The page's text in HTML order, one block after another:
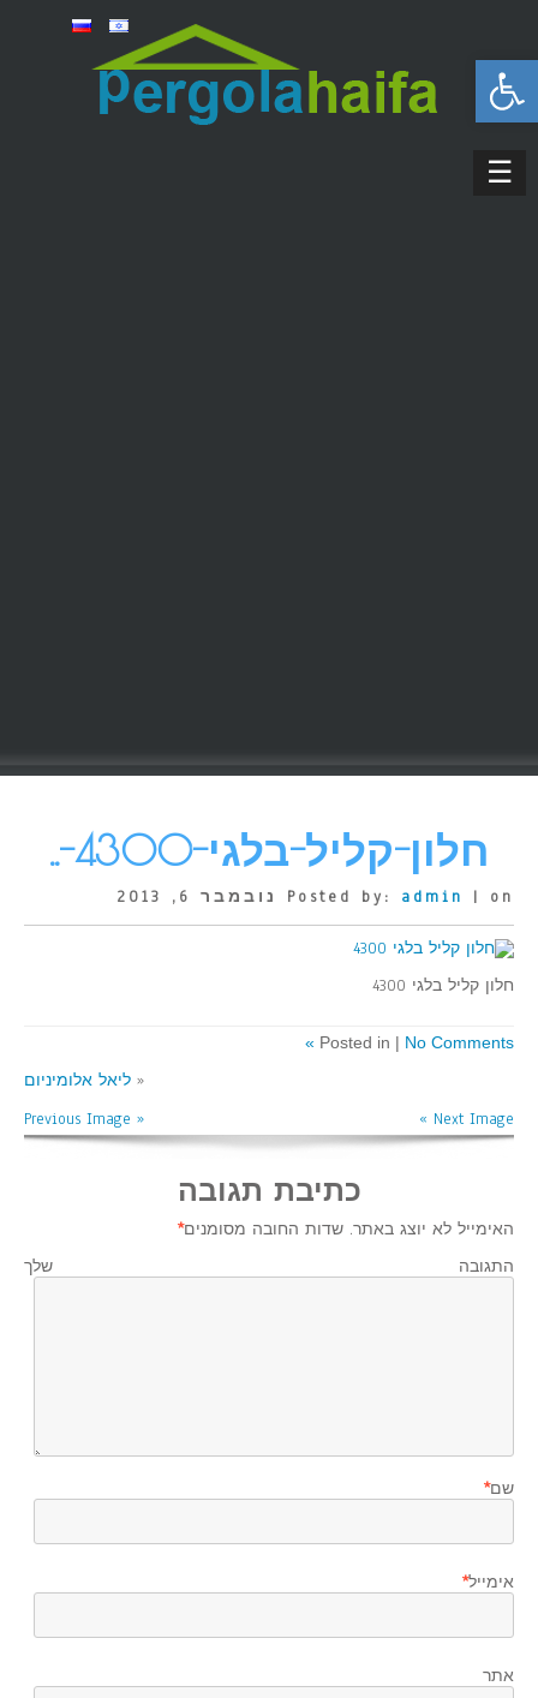
פתח סרגל נגישות
☰
חלון-קליל-בלגי-4300-..
Posted by: admin | on נובמבר 6, 2013
חלון קליל בלגי 4300
Posted in | No Comments »
« ליאל אלומיניום
« Previous Image
Next Image »
כתיבת תגובה
האימייל לא יוצג באתר. שדות החובה מסומנים*
התגובה שלך
שם*
אימייל*
אתר